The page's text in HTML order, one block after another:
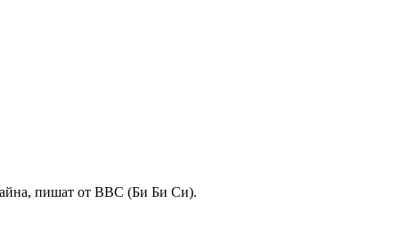
пишат от BBC (Би Би Си).